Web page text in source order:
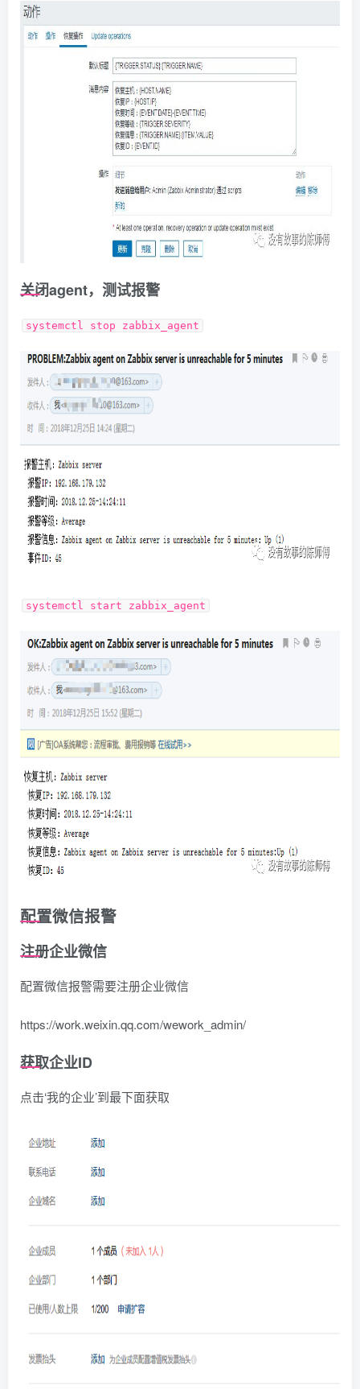
关闭agent，测试报警
systemctl stop zabbix_agent
systemctl start zabbix_agent
配置微信报警
注册企业微信
配置微信报警需要注册企业微信
https://work.weixin.qq.com/wework_admin/
获取企业ID
点击‘我的企业’到最下面获取